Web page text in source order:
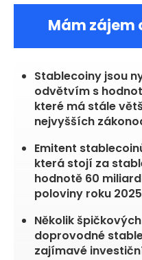
Mám zájem
Stablecoiny jsou
odvětvím s
které má stále
nejvyšších
Emitent
která stojí za
hodnotě 60
poloviny roku
Několik
doprovodné
zajímavé